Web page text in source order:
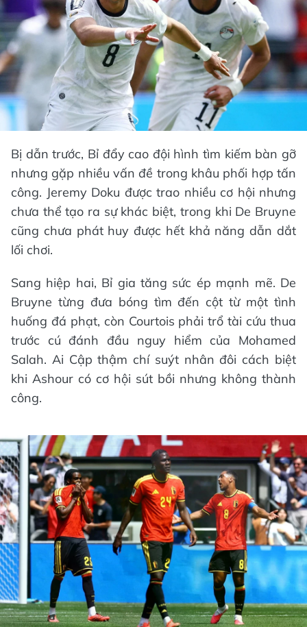
Bị dẫn trước, Bỉ đẩy cao đội hình tìm kiếm bàn gỡ
nhưng gặp nhiều vấn đề trong khâu phối hợp tấn
công. Jeremy Doku được trao nhiều cơ hội nhưng
chưa thể tạo ra sự khác biệt, trong khi De Bruyne
cũng chưa phát huy được hết khả năng dẫn dắt
lối chơi.
Sang hiệp hai, Bỉ gia tăng sức ép mạnh mẽ. De
Bruyne từng đưa bóng tìm đến cột từ một tình
huống đá phạt, còn Courtois phải trổ tài cứu thua
trước cú đánh đầu nguy hiểm của Mohamed
Salah. Ai Cập thậm chí suýt nhân đôi cách biệt
khi Ashour có cơ hội sút bồi nhưng không thành
công.